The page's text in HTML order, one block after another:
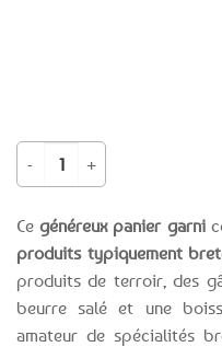
Cegénéreux panier garni
produits typiquement
produits de terroir, des
beurre salé et une
amateur de spécialités
quantité de Coffret Gourmand